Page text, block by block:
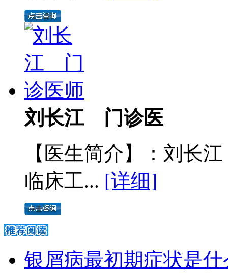
刘长江 门诊医
【医生简介】：刘长
临床工... [详细]
银屑病最初期症状是什